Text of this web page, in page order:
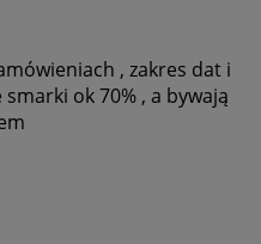
, zakres dat i
ok 70% , a bywają